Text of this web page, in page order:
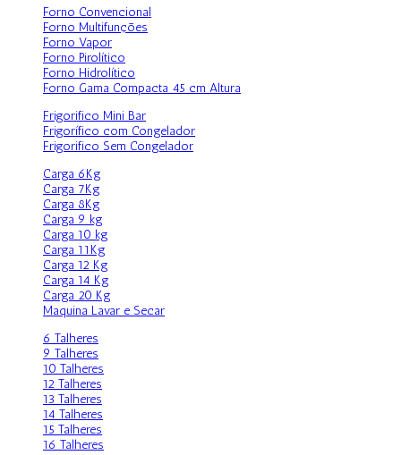
Forno Convencional
Forno Multifunções
Forno Vapor
Forno Pirolítico
Forno Hidrolítico
Forno Gama Compacta 45 cm Altura
Frigorifico Mini Bar
Frigorífico com Congelador
Frigorifico Sem Congelador
Carga 6Kg
Carga 7Kg
Carga 8Kg
Carga 9 kg
Carga 10 kg
Carga 11Kg
Carga 12 Kg
Carga 14 Kg
Carga 20 Kg
Maquina Lavar e Secar
6 Talheres
9 Talheres
10 Talheres
12 Talheres
13 Talheres
14 Talheres
15 Talheres
16 Talheres